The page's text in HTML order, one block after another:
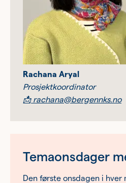
Rachana Aryal
Prosjektkoordinator
📩rachana@bergennks.no
Temaonsdager
Den første onsdagen i